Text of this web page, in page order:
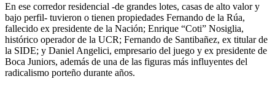
En ese corredor residencial -de grandes lotes, casas de alto valor y
bajo perfil- tuvieron o tienen propiedades Fernando de la Rúa,
fallecido ex presidente de la Nación; Enrique “Coti” Nosiglia,
histórico operador de la UCR; Fernando de Santibañez, ex titular de
la SIDE; y Daniel Angelici, empresario del juego y ex presidente de
Boca Juniors, además de una de las figuras más influyentes del
radicalismo porteño durante años.